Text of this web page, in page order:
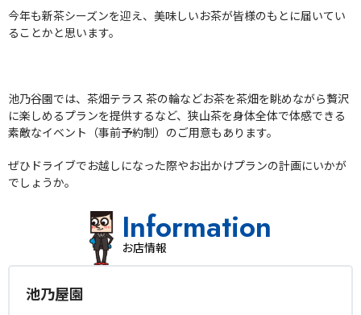
今年も新茶シーズンを迎え、美味しいお茶が皆様のもとに届いてい
ることかと思います。
池乃谷園では、茶畑テラス 茶の輪などお茶を茶畑を眺めながら贅沢
に楽しめるプランを提供するなど、狭山茶を身体全体で体感できる
素敵なイベント（事前予約制）のご用意もあります。
ぜひドライブでお越しになった際やお出かけプランの計画にいかが
でしょうか。
Information
お店情報
池乃屋園